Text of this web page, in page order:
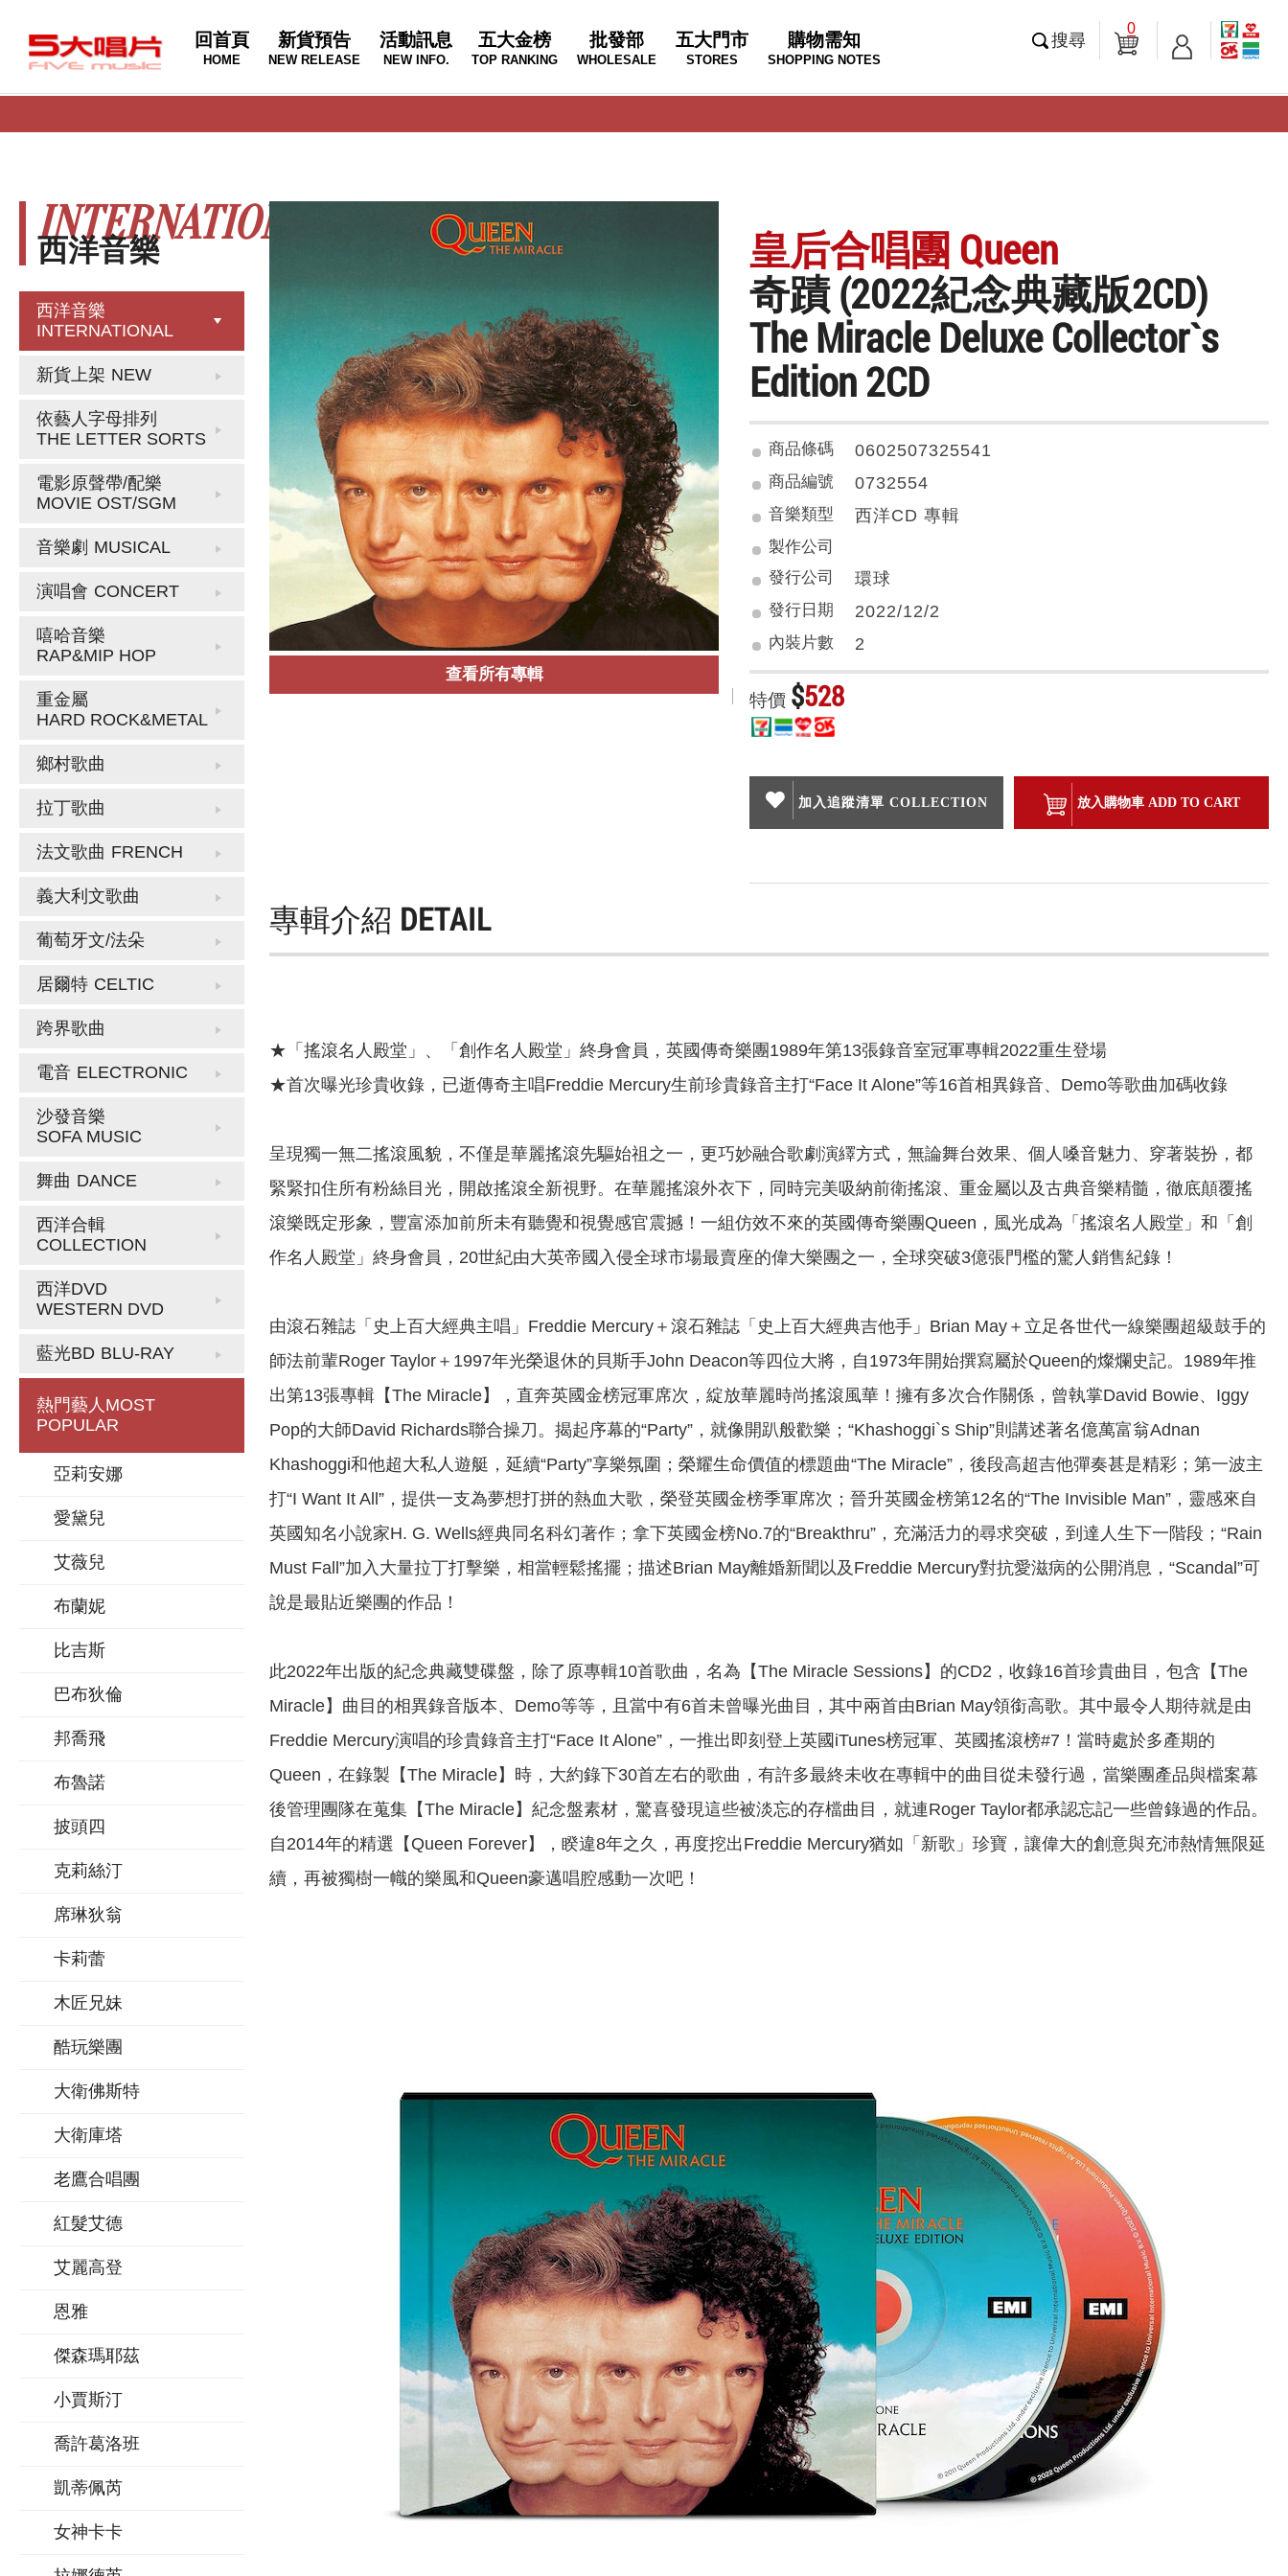
回首頁
HOME
新貨預告
NEW RELEASE
活動訊息
NEW INFO.
五大金榜
TOP RANKING
批發部
WHOLESALE
五大門市
STORES
購物需知
SHOPPING NOTES
搜尋
0
西洋音樂
INTERNATIONAL
西洋音樂
INTERNATIONAL
新貨上架 NEW
依藝人字母排列
THE LETTER SORTS
電影原聲帶/配樂
MOVIE OST/SGM
音樂劇 MUSICAL
演唱會 CONCERT
嘻哈音樂
RAP&MIP HOP
重金屬
HARD ROCK&METAL
鄉村歌曲
拉丁歌曲
法文歌曲 FRENCH
義大利文歌曲
葡萄牙文/法朵
居爾特 CELTIC
跨界歌曲
電音 ELECTRONIC
沙發音樂
SOFA MUSIC
舞曲 DANCE
西洋合輯
COLLECTION
西洋DVD
WESTERN DVD
藍光BD BLU-RAY
熱門藝人 MOST
POPULAR
亞莉安娜
愛黛兒
艾薇兒
布蘭妮
比吉斯
巴布狄倫
邦喬飛
布魯諾
披頭四
克莉絲汀
席琳狄翁
卡莉蕾
木匠兄妹
酷玩樂團
大衛佛斯特
大衛庫塔
老鷹合唱團
紅髮艾德
艾麗高登
恩雅
傑森瑪耶茲
小賈斯汀
喬許葛洛班
凱蒂佩芮
女神卡卡
查看所有專輯
皇后合唱團 Queen
奇蹟 (2022紀念典藏版2CD)
The Miracle Deluxe Collector`s
Edition 2CD
商品條碼 0602507325541
商品編號 0732554
音樂類型 西洋CD 專輯
製作公司
發行公司
環球
發行日期 2022/12/2
內裝片數 2
特價 $528
加入追蹤清單 COLLECTION 放入購物車 ADD TO CART
專輯介紹 DETAIL
★「搖滾名人殿堂」、「創作名人殿堂」終身會員，英國傳奇樂團1989年第13張錄音室冠軍專輯2022重生登場
★首次曝光珍貴收錄，已逝傳奇主唱Freddie Mercury生前珍貴錄音主打“Face It Alone”等16首相異錄音、Demo等歌曲加碼收錄
呈現獨一無二搖滾風貌，不僅是華麗搖滾先驅始祖之一，更巧妙融合歌劇演繹方式，無論舞台效果、個人嗓音魅力、穿著裝扮，都
緊緊扣住所有粉絲目光，開啟搖滾全新視野。在華麗搖滾外衣下，同時完美吸納前衛搖滾、重金屬以及古典音樂精髓，徹底顛覆搖
滾樂既定形象，豐富添加前所未有聽覺和視覺感官震撼！一組仿效不來的英國傳奇樂團Queen，風光成為「搖滾名人殿堂」和「創
作名人殿堂」終身會員，20世紀由大英帝國入侵全球市場最賣座的偉大樂團之一，全球突破3億張門檻的驚人銷售紀錄！
由滾石雜誌「史上百大經典主唱」Freddie Mercury＋滾石雜誌「史上百大經典吉他手」Brian May＋立足各世代一線樂團超級鼓手的
師法前輩Roger Taylor＋1997年光榮退休的貝斯手John Deacon等四位大將，自1973年開始撰寫屬於Queen的燦爛史記。1989年推
出第13張專輯【The Miracle】，直奔英國金榜冠軍席次，綻放華麗時尚搖滾風華！擁有多次合作關係，曾執掌David Bowie、Iggy
Pop的大師David Richards聯合操刀。揭起序幕的“Party”，就像開趴般歡樂；“Khashoggi`s Ship”則講述著名億萬富翁Adnan
Khashoggi和他超大私人遊艇，延續“Party”享樂氛圍；榮耀生命價值的標題曲“The Miracle”，後段高超吉他彈奏甚是精彩；第一波主
打“I Want It All”，提供一支為夢想打拼的熱血大歌，榮登英國金榜季軍席次；晉升英國金榜第12名的“The Invisible Man”，靈感來自
英國知名小說家H. G. Wells經典同名科幻著作；拿下英國金榜No.7的“Breakthru”，充滿活力的尋求突破，到達人生下一階段；“Rain
Must Fall”加入大量拉丁打擊樂，相當輕鬆搖擺；描述Brian May離婚新聞以及Freddie Mercury對抗愛滋病的公開消息，“Scandal”可
說是最貼近樂團的作品！
此2022年出版的紀念典藏雙碟盤，除了原專輯10首歌曲，名為【The Miracle Sessions】的CD2，收錄16首珍貴曲目，包含【The
Miracle】曲目的相異錄音版本、Demo等等，且當中有6首未曾曝光曲目，其中兩首由Brian May領銜高歌。其中最令人期待就是由
Freddie Mercury演唱的珍貴錄音主打“Face It Alone”，一推出即刻登上英國iTunes榜冠軍、英國搖滾榜#7！當時處於多產期的
Queen，在錄製【The Miracle】時，大約錄下30首左右的歌曲，有許多最終未收在專輯中的曲目從未發行過，當樂團產品與檔案幕
後管理團隊在蒐集【The Miracle】紀念盤素材，驚喜發現這些被淡忘的存檔曲目，就連Roger Taylor都承認忘記一些曾錄過的作品。
自2014年的精選【Queen Forever】，睽違8年之久，再度挖出Freddie Mercury猶如「新歌」珍寶，讓偉大的創意與充沛熱情無限延
續，再被獨樹一幟的樂風和Queen豪邁唱腔感動一次吧！